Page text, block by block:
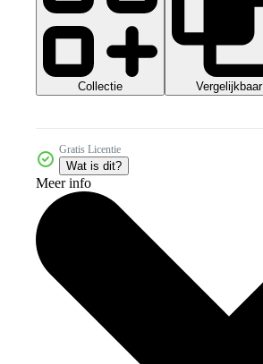
Collectie Vergelijkbaar
Gratis Licentie
Wat is dit?
Meer info